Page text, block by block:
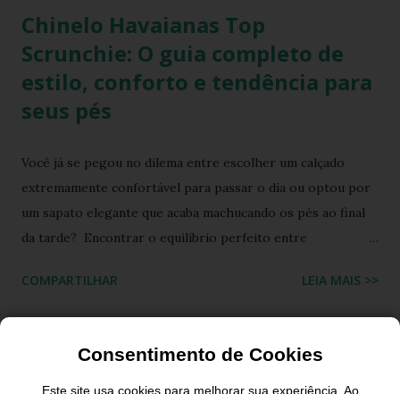
Chinelo Havaianas Top
Scrunchie: O guia completo de
estilo, conforto e tendência para
seus pés
Você já se pegou no dilema entre escolher um calçado
extremamente confortável para passar o dia ou optou por
um sapato elegante que acaba machucando os pés ao final
da tarde? Encontrar o equilíbrio perfeito entre
costumava ser um desafio na moda feminina e urbana.
triunfal das estéticas e acessórios inspirados nos anos 90 e
2000, o famoso scrunchie aquele elástico de cabelo
COMPARTILHAR LEIA MAIS >>
Consentimento de Cookies
Este site usa cookies para melhorar sua experiência. Ao